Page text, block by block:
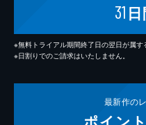
31
※無料トライアル期間終了日の翌日が属す
※日割りでのご請求はいたしません。
最新作の
ポイント